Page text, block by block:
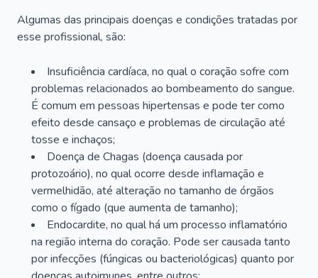
Algumas das principais doenças e condições tratadas por
esse profissional, são:
Insuficiência cardíaca, no qual o coração sofre com
problemas relacionados ao bombeamento do sangue.
É comum em pessoas hipertensas e pode ter como
efeito desde cansaço e problemas de circulação até
tosse e inchaços;
Doença de Chagas (doença causada por
protozoário), no qual ocorre desde inflamação e
vermelhidão, até alteração no tamanho de órgãos
como o fígado (que aumenta de tamanho);
Endocardite, no qual há um processo inflamatório
na região interna do coração. Pode ser causada tanto
por infecções (fúngicas ou bacteriológicas) quanto por